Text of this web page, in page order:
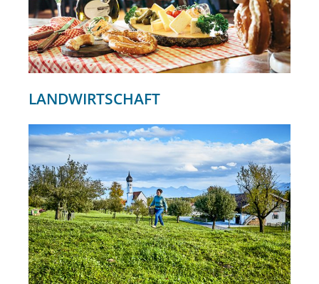
LANDWIRTSCHAFT